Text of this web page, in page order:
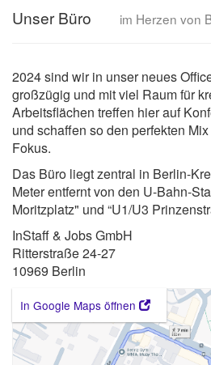
Unser Büro im Herzen von
2024 sind wir in unser neues
großzügig und mit viel Raum für
Arbeitsflächen treffen hier auf
und schaffen so den perfekten
Fokus.
Das Büro liegt zentral in Berlin-
Meter entfernt von den U-Bahn-
Moritzplatz" und “U1/U3
InStaff & Jobs GmbH
Ritterstraße 24-27
10969 Berlin
In Google Maps öffnen